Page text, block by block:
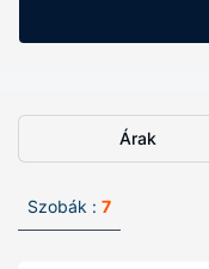
Árak
Szobák : 7